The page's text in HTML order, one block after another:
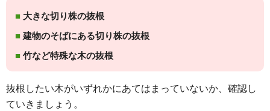
大きな切り株の抜根
建物のそばにある切り株の抜根
竹など特殊な木の抜根
抜根したい木がいずれかにあてはまっていないか、確認し
ていきましょう。